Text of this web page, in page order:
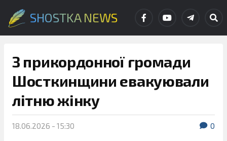
SHOSTKA NEWS
З прикордонної громади
Шосткинщини евакуювали
літню жінку
18.06.2026 - 15:30 0